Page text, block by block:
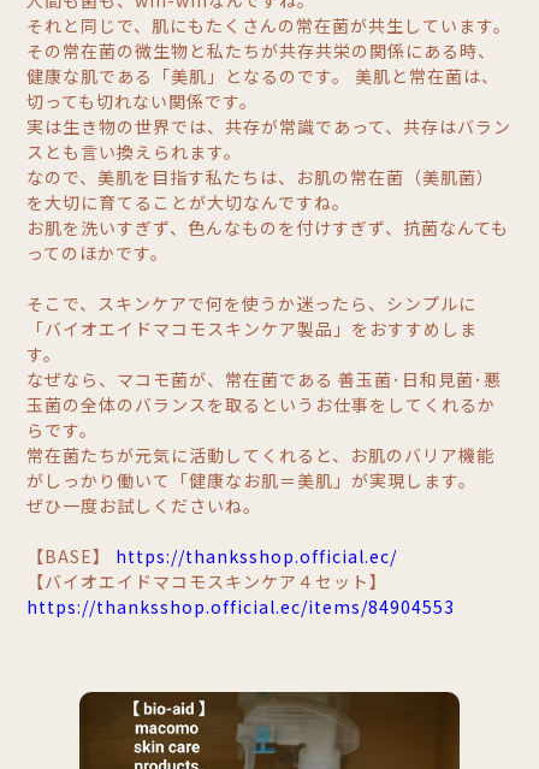
それと同じで、肌にもたくさんの常在菌が共生しています。
その常在菌の微生物と私たちが共存共栄の関係にある時、
健康な肌である「美肌」となるのです。 美肌と常在菌は、
切っても切れない関係です。
実は生き物の世界では、共存が常識であって、共存はバラン
スとも言い換えられます。
なので、美肌を目指す私たちは、お肌の常在菌（美肌菌）
を大切に育てることが大切なんですね。
お肌を洗いすぎず、色んなものを付けすぎず、抗菌なんても
ってのほかです。
そこで、スキンケアで何を使うか迷ったら、シンプルに
「バイオエイドマコモスキンケア製品」をおすすめしま
す。
なぜなら、マコモ菌が、常在菌である 善玉菌･日和見菌･悪
玉菌の全体のバランスを取るというお仕事をしてくれるか
らです。
常在菌たちが元気に活動してくれると、お肌のバリア機能
がしっかり働いて「健康なお肌＝美肌」が実現します。
ぜひ一度お試しくださいね。
【BASE】 https://thanksshop.official.ec/
【バイオエイドマコモスキンケア４セット】
https://thanksshop.official.ec/items/84904553